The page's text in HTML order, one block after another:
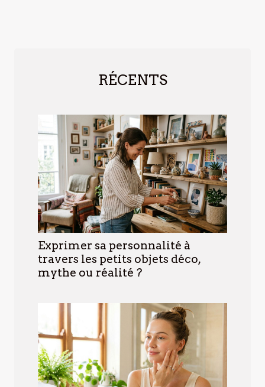
RÉCENTS
Exprimer sa personnalité à
travers les petits objets déco,
mythe ou réalité ?